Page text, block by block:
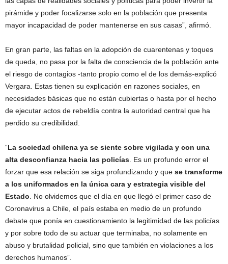
pirámide y poder focalizarse solo en la población que presenta
mayor incapacidad de poder mantenerse en sus casas”, afirmó.
En gran parte, las faltas en la adopción de cuarentenas y toques
de queda, no pasa por la falta de consciencia de la población ante
el riesgo de contagios -tanto propio como el de los demás-explicó
Vergara. Estas tienen su explicación en razones sociales, en
necesidades básicas que no están cubiertas o hasta por el hecho
de ejecutar actos de rebeldía contra la autoridad central que ha
perdido su credibilidad.
“La sociedad chilena ya se siente sobre vigilada y con una
alta desconfianza hacia las policías . Es un profundo error el
forzar que esa relación se siga profundizando y que se transforme
a los uniformados en la única cara y estrategia visible del
Estado . No olvidemos que el día en que llegó el primer caso de
Coronavirus a Chile, el país estaba en medio de un profundo
debate que ponía en cuestionamiento la legitimidad de las policías
y por sobre todo de su actuar que terminaba, no solamente en
abuso y brutalidad policial, sino que también en violaciones a los
derechos humanos”.